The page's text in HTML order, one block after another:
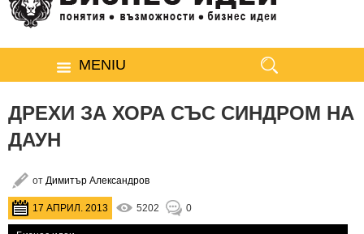
MENIU
ДРЕХИ ЗА ХОРА СЪС СИНДРОМ НА
ДАУН
от Димитър Александров
5202 0
17 АПРИЛ. 2013